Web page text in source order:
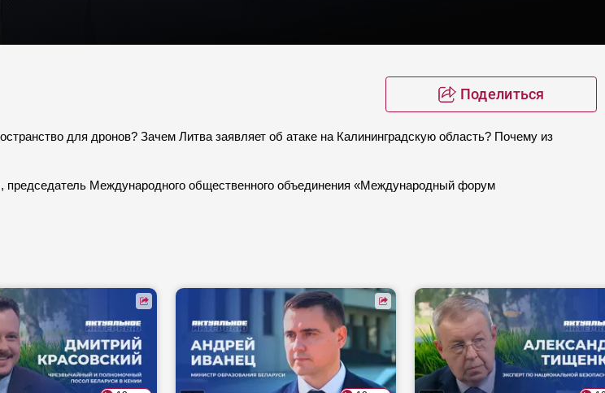
Поделиться
для дронов? Зачем Литва заявляет об атаке на Калининградскую область? Почему из
председатель Международного общественного объединения «Международный форум